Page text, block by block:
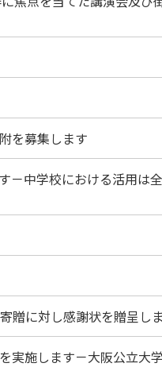
を募集します
－中学校における活用は
贈に対し感謝状を贈呈し
実施します－大阪公立大